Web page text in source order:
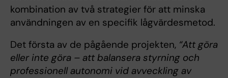
kombination av två strategier för att minska
användningen av en specifik lågvärdesmetod.
Det första av de pågående projekten, “Att göra
eller inte göra – att balansera styrning och
professionell autonomi vid avveckling av